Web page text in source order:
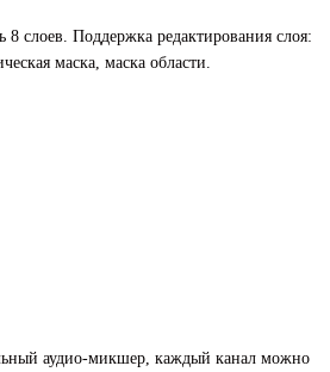
слоев. Поддержка редактирования слоя:
маска, маска области.
аудио-микшер, каждый канал можно